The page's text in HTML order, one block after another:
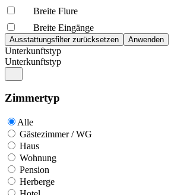
Breite Flure
Breite Eingänge
Unterkunftstyp
Unterkunftstyp
Zimmertyp
Alle
Gästezimmer / WG
Haus
Wohnung
Pension
Herberge